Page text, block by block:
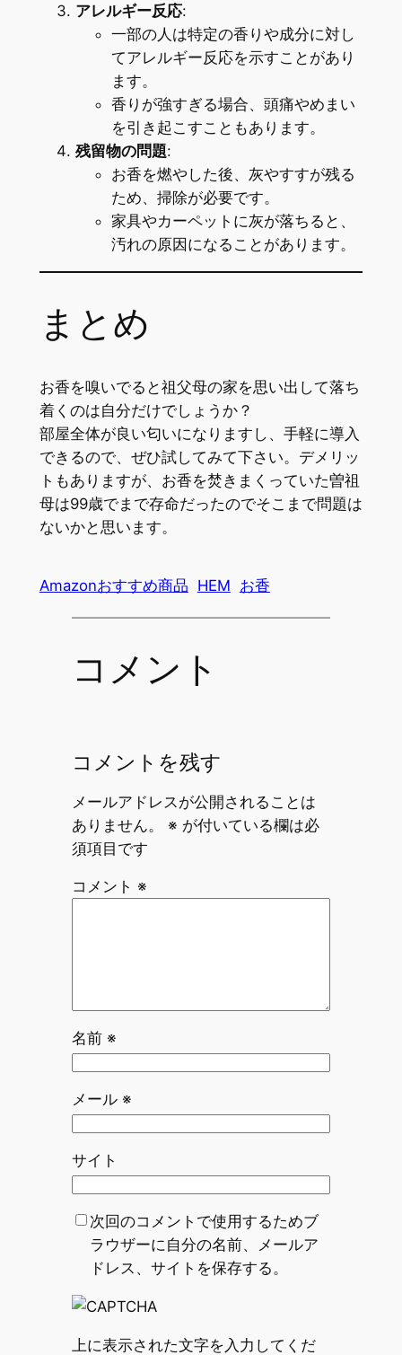
アレルギー反応:
一部の人は特定の香りや成分に対し
てアレルギー反応を示すことがあり
ます。
香りが強すぎる場合、頭痛やめまい
を引き起こすこともあります。
残留物の問題:
お香を燃やした後、灰やすすが残る
ため、掃除が必要です。
家具やカーペットに灰が落ちると、
汚れの原因になることがあります。
まとめ
お香を嗅いでると祖父母の家を思い出して落ち
着くのは自分だけでしょうか？
部屋全体が良い匂いになりますし、手軽に導入
できるので、ぜひ試してみて下さい。デメリッ
トもありますが、お香を焚きまくっていた曽祖
母は99歳でまで存命だったのでそこまで問題は
ないかと思います。
Amazonおすすめ商品 HEM お香
コメント
コメントを残す
メールアドレスが公開されることは
ありません。
※ が付いている欄は必
須項目です
コメント ※
名前 ※
メール ※
サイト
次回のコメントで使用するためブ
ラウザーに自分の名前、メールア
ドレス、サイトを保存する。
上に表示された文字を入力してくだ